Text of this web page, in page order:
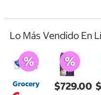
Lo Más Vendido En
Grocery $729.00